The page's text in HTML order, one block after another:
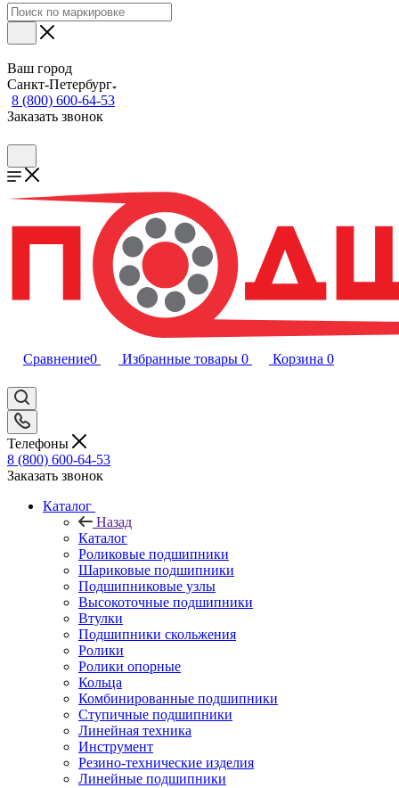
Ваш город
Санкт-Петербург
8 (800) 600-64-53
Заказать звонок
Сравнение0 Избранные товары 0 Корзина 0
Телефоны
8 (800) 600-64-53
Заказать звонок
Каталог
Назад
Каталог
Роликовые подшипники
Шариковые подшипники
Подшипниковые узлы
Высокоточные подшипники
Втулки
Подшипники скольжения
Ролики
Ролики опорные
Кольца
Комбинированные подшипники
Ступичные подшипники
Линейная техника
Инструмент
Резино-технические изделия
Линейные подшипники